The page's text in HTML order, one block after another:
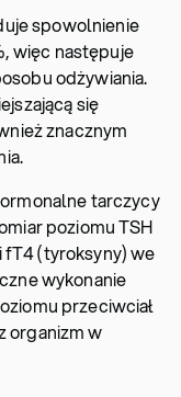
spowolnienie
więc następuje
odżywiania.
się
znacznym
tarczycy
poziomu TSH
(tyroksyny) we
wykonanie
przeciwciał
organizm w